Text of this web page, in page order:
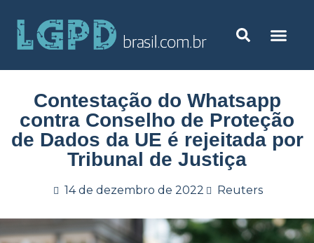
Contestação do Whatsapp
contra Conselho de Proteção
de Dados da UE é rejeitada por
Tribunal de Justiça
14 de dezembro de 2022 Reuters